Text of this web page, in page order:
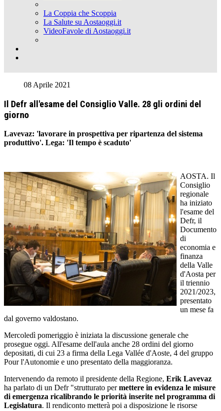
La Coppia che Scoppia
La Salute su Aostaoggi.it
VideoFavole di Aostaoggi.it
08 Aprile 2021
Il Defr all'esame del Consiglio Valle. 28 gli ordini del
giorno
Lavevaz: 'lavorare in prospettiva per ripartenza del sistema
produttivo'. Lega: 'Il tempo è scaduto'
AOSTA. Il
Consiglio
regionale
ha iniziato
l'esame del
Defr, il
Documento
di
economia e
finanza
della Valle
d'Aosta per
il triennio
2021/2023,
presentato
un mese fa
dal governo valdostano.
Mercoledì pomeriggio è iniziata la discussione generale che
prosegue oggi. All'esame dell'aula anche 28 ordini del giorno
depositati, di cui 23 a firma della Lega Vallée d'Aoste, 4 del gruppo
Pour l'Autonomie e uno presentato della maggioranza.
Intervenendo da remoto il presidente della Regione, Erik Lavevaz
ha parlato di un Defr "strutturato permettere in evidenza le misure
di emergenza ricalibrando le priorità inserite nel programma di
Legislatura. Il rendiconto metterà poi a disposizione le risorse